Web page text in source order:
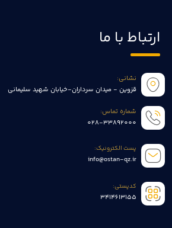
ارتباط با ما
نشانی:
قزوین - میدان سرداران-خیابان شهید سلیمانی
شماره تماس:
028-33892000
پست الکترونیک:
info@ostan-qz.ir
کدپستی:
3414613155